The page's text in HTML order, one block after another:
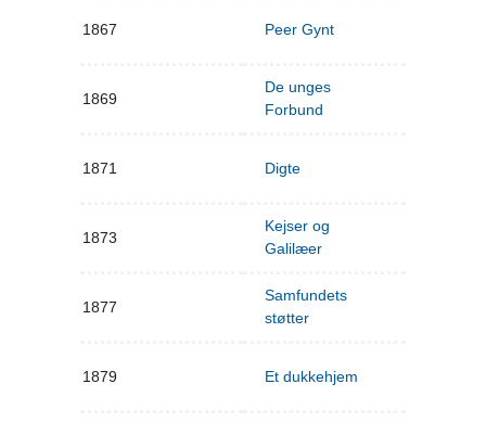
1867 Peer Gynt
1869
De unges
Forbund
1871 Digte
1873
Kejser og
Galilæer
1877
Samfundets
støtter
1879 Et dukkehjem